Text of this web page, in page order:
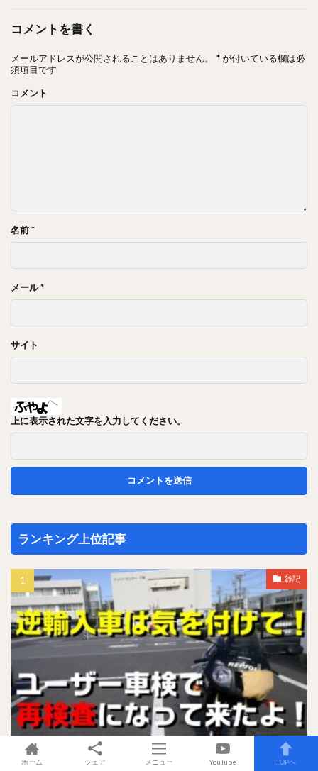
コメントを書く
メールアドレスが公開されることはありません。 *が付いている欄は必
須項目です
コメント
名前*
メール*
サイト
上に表示された文字を入力してください。
ランキング上位記事
雑記
バイク車検の落とし穴 逆輸入車は気を付けてヘッドライト常時
点灯ってなんだ？
ホーム シェア メニュー YouTube TOPへ